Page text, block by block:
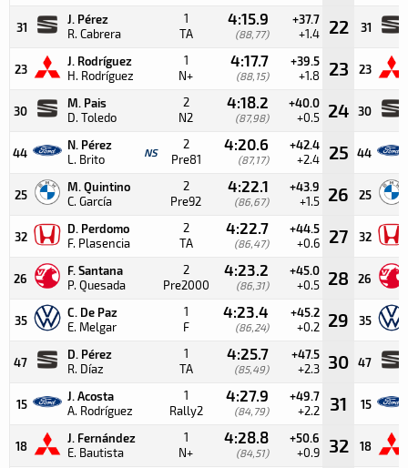
31
J. Pérez
R. Cabrera
1
TA
4:15.9
(88,77)
+37.7
+1.4 22 31
23
J. Rodríguez
H. Rodríguez
1
N+
4:17.7
(88,15)
+39.5
+1.8 23 23
30
M. Pais
D. Toledo
2
N2
4:18.2
(87,98)
+40.0
+0.5 24 30
44
N. Pérez
L. Brito NS
2
Pre81
4:20.6
(87,17)
+42.4
+2.4 25 44
25
M. Quintino
C. García
2
Pre92
4:22.1
(86,67)
+43.9
+1.5 26 25
32
D. Perdomo
F. Plasencia
2
TA
4:22.7
(86,47)
+44.5
+0.6 27 32
26
F. Santana
P. Quesada
2
Pre2000
4:23.2
(86,31)
+45.0
+0.5 28 26
35
C. De Paz
E. Melgar
1
F
4:23.4
(86,24)
+45.2
+0.2 29 35
47
D. Pérez
R. Díaz
1
TA
4:25.7
(85,49)
+47.5
+2.3 30 47
15
J. Acosta
A. Rodríguez
1
Rally2
4:27.9
(84,79)
+49.7
+2.2 31 15
18
J. Fernández
E. Bautista
1
N+
4:28.8
(84,51)
+50.6
+0.9 32 18